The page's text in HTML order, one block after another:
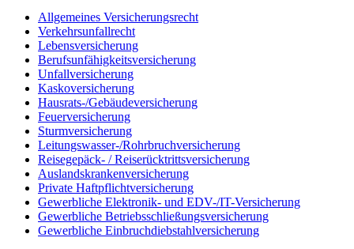
Allgemeines Versicherungsrecht
Verkehrsunfallrecht
Lebensversicherung
Berufsunfähigkeitsversicherung
Unfallversicherung
Kaskoversicherung
Hausrats-/Gebäudeversicherung
Feuerversicherung
Sturmversicherung
Leitungswasser-/Rohrbruchversicherung
Reisegepäck- / Reiserücktrittsversicherung
Auslandskrankenversicherung
Private Haftpflichtversicherung
Gewerbliche Elektronik- und EDV-/IT-Versicherung
Gewerbliche Betriebsschließungsversicherung
Gewerbliche Einbruchdiebstahlversicherung